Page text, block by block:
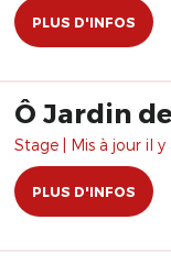
PLUS D'INFOS
Ô Jardin
Stage | Mis à jour il y
PLUS D'INFOS